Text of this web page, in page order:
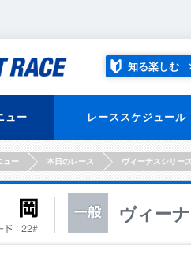
知る楽しむ
ュー レーススケジュール
ュー 本日のレース ヴィーナスシリー
ヴィー